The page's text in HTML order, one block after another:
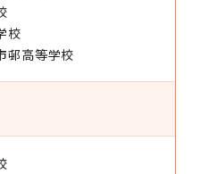
校
邨高等学校